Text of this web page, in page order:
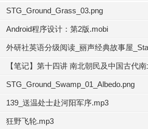
STG_Ground_Grass_03.png
Android程序设计：第2版.mobi
外研社英语分级阅读_丽声经典故事屋
【笔记】第十四讲 南北朝民及中国古代
STG_Ground_Swamp_01_Albedo.png
139_送温处士赴河阳军序.mp3
狂野飞轮.mp3